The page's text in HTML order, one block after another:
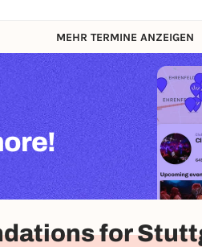
MEHR TERMINE ANZEIGEN
for